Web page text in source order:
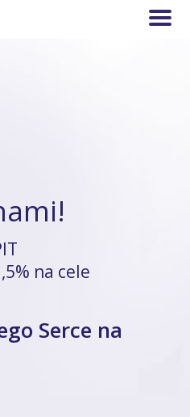
na cele
Serce na